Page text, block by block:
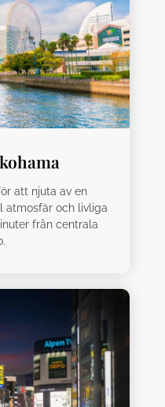
att njuta av en
atmosfär och livliga
från centrala